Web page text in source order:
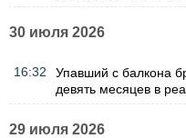
30 июля 2026
16:32
Упавший с балкона
девять месяцев в
29 июля 2026